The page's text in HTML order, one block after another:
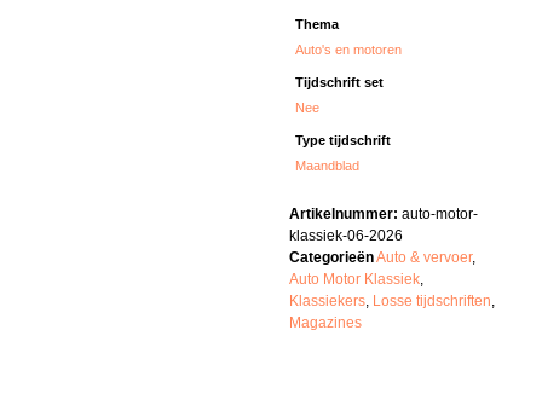
Thema
Auto's en motoren
Tijdschrift set
Nee
Type tijdschrift
Maandblad
Artikelnummer: auto-motor-
klassiek-06-2026
CategorieënAuto & vervoer,
Auto Motor Klassiek,
Klassiekers, Losse tijdschriften,
Magazines